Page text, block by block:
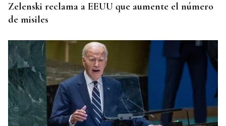
Zelenski reclama a EEUU que aumente el número
de misiles